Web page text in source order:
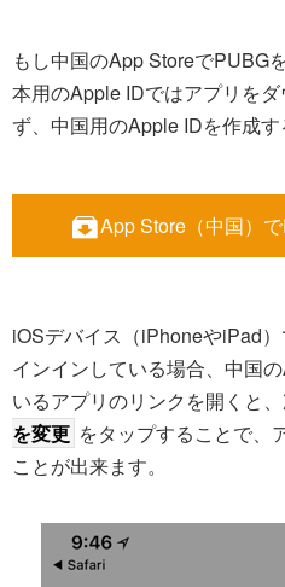
もし中国のApp StoreでPUBG
本用のApple IDではアプリを
ず、中国用のApple IDを作成す
App Store（中国）
iOSデバイス（iPhoneやiPad
インインしている場合、中国
いるアプリのリンクを開くと
を変更 をタップすることで、
ことが出来ます。